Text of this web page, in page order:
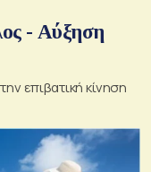
- Αύξηση
επιβατική κίνηση